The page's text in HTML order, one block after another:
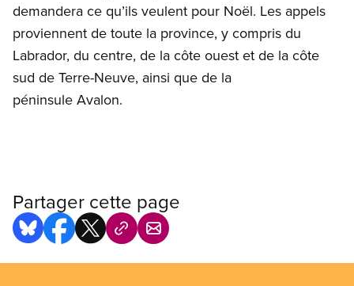
demandera ce qu’ils veulent pour Noël. Les appels
proviennent de toute la province, y compris du
Labrador, du centre, de la côte ouest et de la côte
sud de Terre-Neuve, ainsi que de la
péninsule Avalon.
Partager cette page